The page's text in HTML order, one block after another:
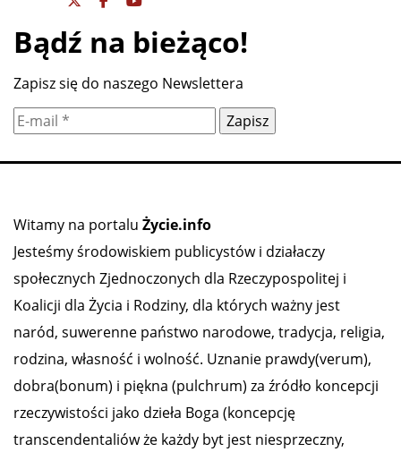
Bądź na bieżąco!
Zapisz się do naszego Newslettera
Witamy na portalu Życie.info
Jesteśmy środowiskiem publicystów i działaczy
społecznych Zjednoczonych dla Rzeczypospolitej i
Koalicji dla Życia i Rodziny, dla których ważny jest
naród, suwerenne państwo narodowe, tradycja, religia,
rodzina, własność i wolność. Uznanie prawdy(verum),
dobra(bonum) i piękna (pulchrum) za źródło koncepcji
rzeczywistości jako dzieła Boga (koncepcję
transcendentaliów że każdy byt jest niesprzeczny,